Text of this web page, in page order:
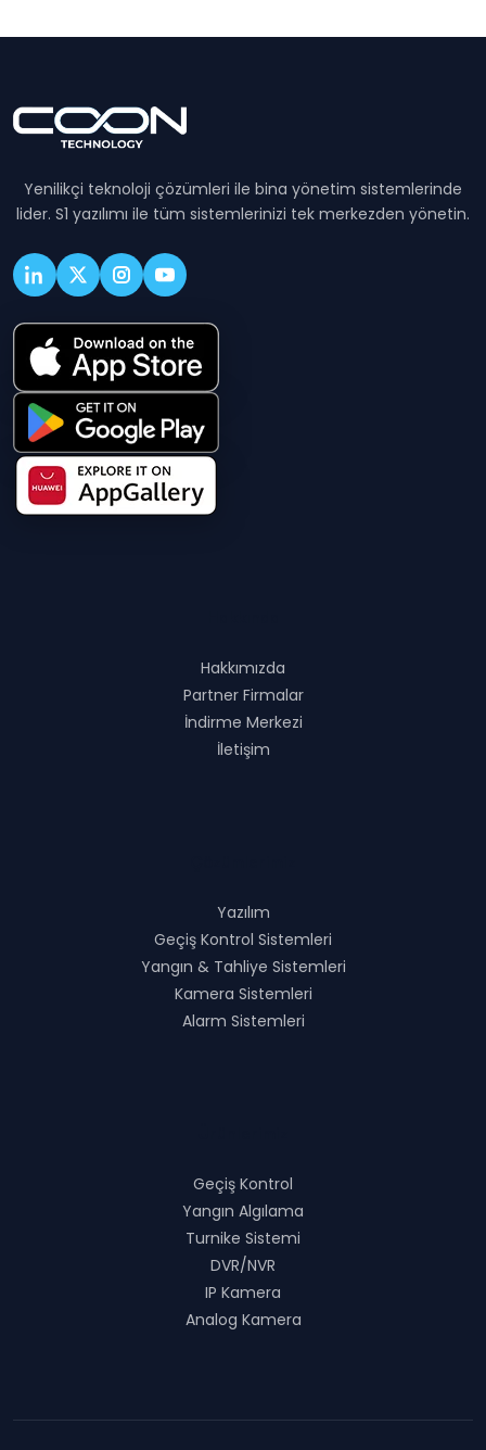
Yenilikçi teknoloji çözümleri ile bina yönetim sistemlerinde
lider. S1 yazılımı ile tüm sistemlerinizi tek merkezden yönetin.
Hakkımızda
Partner Firmalar
İndirme Merkezi
İletişim
Yazılım
Geçiş Kontrol Sistemleri
Yangın & Tahliye Sistemleri
Kamera Sistemleri
Alarm Sistemleri
Geçiş Kontrol
Yangın Algılama
Turnike Sistemi
DVR/NVR
IP Kamera
Analog Kamera